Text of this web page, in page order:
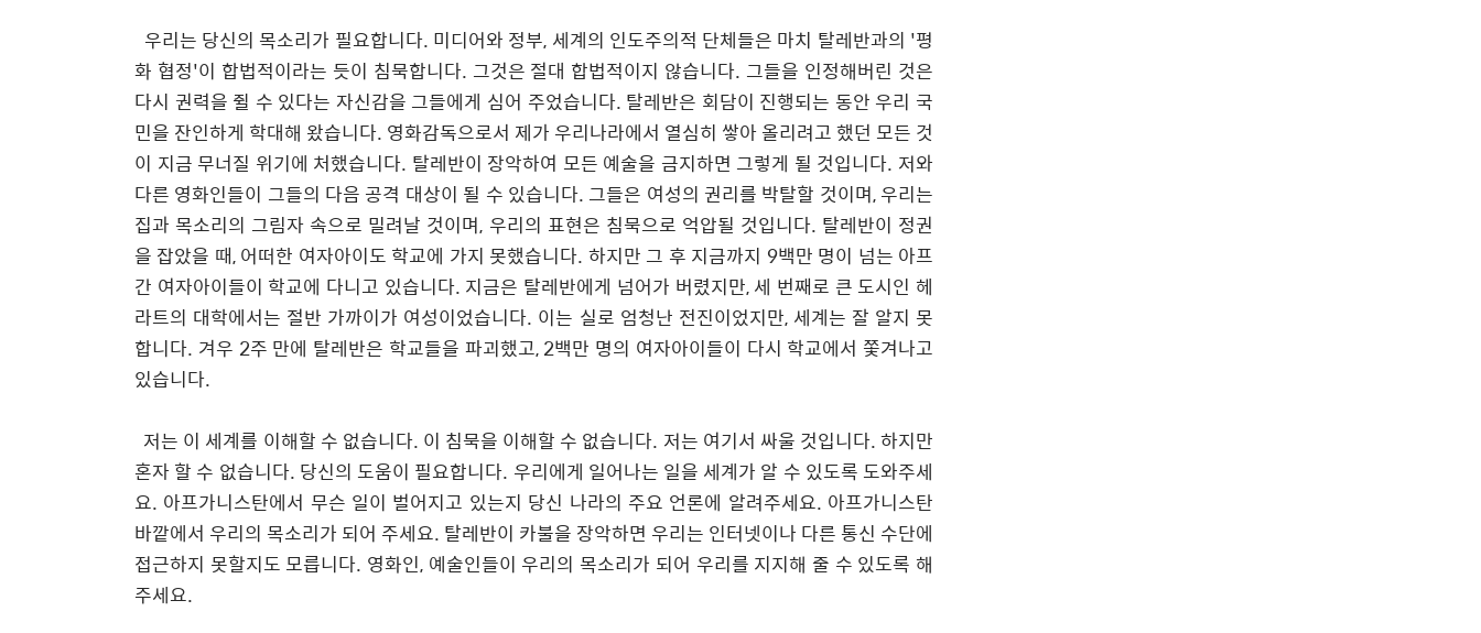
우리는 당신의 목소리가 필요합니다. 미디어와 정부, 세계의 인도주의적 단체들은 마치 탈레반과의 '평
화 협정'이 합법적이라는 듯이 침묵합니다. 그것은 절대 합법적이지 않습니다. 그들을 인정해버린 것은
다시 권력을 쥘 수 있다는 자신감을 그들에게 심어 주었습니다. 탈레반은 회담이 진행되는 동안 우리 국
민을 잔인하게 학대해 왔습니다. 영화감독으로서 제가 우리나라에서 열심히 쌓아 올리려고 했던 모든 것
이 지금 무너질 위기에 처했습니다. 탈레반이 장악하여 모든 예술을 금지하면 그렇게 될 것입니다. 저와
다른 영화인들이 그들의 다음 공격 대상이 될 수 있습니다. 그들은 여성의 권리를 박탈할 것이며,우리는
집과 목소리의 그림자 속으로 밀려날 것이며, 우리의 표현은 침묵으로 억압될 것입니다. 탈레반이 정권
을 잡았을 때,어떠한 여자아이도 학교에 가지 못했습니다. 하지만 그 후 지금까지 9백만 명이 넘는 아프
간 여자아이들이 학교에 다니고 있습니다. 지금은 탈레반에게 넘어가 버렸지만,세 번째로 큰 도시인 헤
라트의 대학에서는 절반 가까이가 여성이었습니다. 이는 실로 엄청난 전진이었지만, 세계는 잘 알지 못
합니다. 겨우 2주 만에 탈레반은 학교들을 파괴했고, 2백만 명의 여자아이들이 다시 학교에서 쫓겨나고
있습니다.
저는 이 세계를 이해할 수 없습니다. 이 침묵을 이해할 수 없습니다. 저는 여기서 싸울 것입니다.하지만
혼자 할 수 없습니다. 당신의 도움이 필요합니다. 우리에게 일어나는 일을 세계가 알 수 있도록 도와주세
요. 아프가니스탄에서 무슨 일이 벌어지고 있는지 당신 나라의 주요 언론에 알려주세요. 아프가니스탄
바깥에서 우리의 목소리가 되어 주세요. 탈레반이 카불을 장악하면 우리는 인터넷이나 다른 통신 수단에
접근하지 못할지도 모릅니다. 영화인, 예술인들이 우리의 목소리가 되어 우리를 지지해 줄 수 있도록 해
주세요.